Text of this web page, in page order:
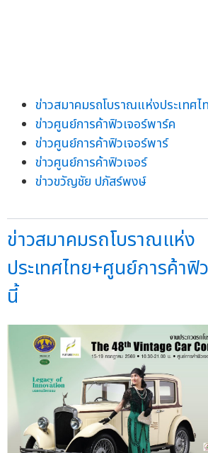
ข่าวสมาคมรถโบราณแห่งประเทศไ
ข่าวศูนย์การค้าฟิวเจอร์พาร์ค
ข่าวศูนย์การค้าฟิวเจอร์พาร์
ข่าวศูนย์การค้าฟิวเจอร์
ข่าวขวัญชัย ปภัสร์พงษ์
ข่าวสมาคมรถโบราณแห่ง
ประเทศไทย+ศูนย์การค้าฟิ
นี้